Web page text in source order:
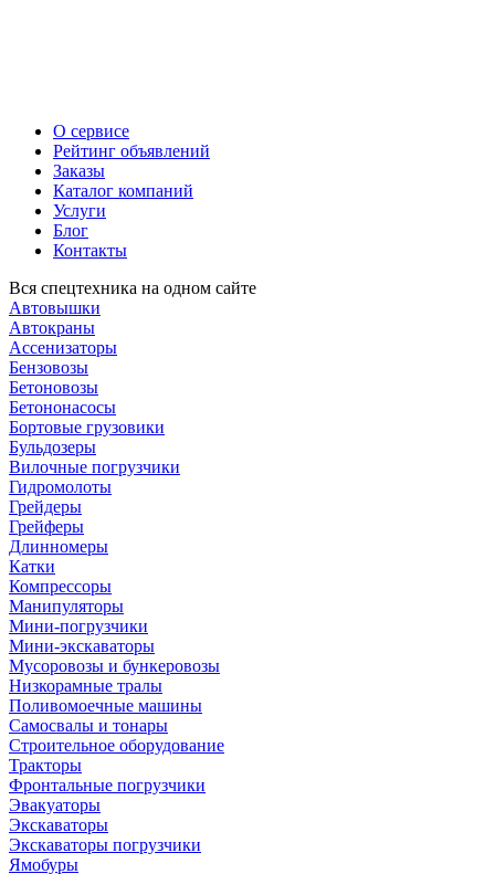
О сервисе
Рейтинг объявлений
Заказы
Каталог компаний
Услуги
Блог
Контакты
Вся спецтехника на одном сайте
Автовышки
Автокраны
Ассенизаторы
Бензовозы
Бетоновозы
Бетононасосы
Бортовые грузовики
Бульдозеры
Вилочные погрузчики
Гидромолоты
Грейдеры
Грейферы
Длинномеры
Катки
Компрессоры
Манипуляторы
Мини-погрузчики
Мини-экскаваторы
Мусоровозы и бункеровозы
Низкорамные тралы
Поливомоечные машины
Самосвалы и тонары
Строительное оборудование
Тракторы
Фронтальные погрузчики
Эвакуаторы
Экскаваторы
Экскаваторы погрузчики
Ямобуры